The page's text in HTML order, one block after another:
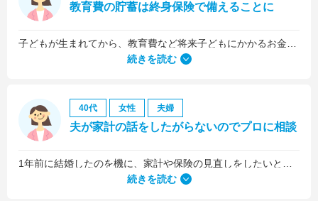
教育費の貯蓄は終身保険で備えることに
続きを読む
40代 女性 夫婦
夫が家計の話をしたがらないのでプロに相談
続きを読む